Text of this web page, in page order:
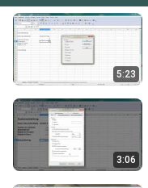
5:23
3:06